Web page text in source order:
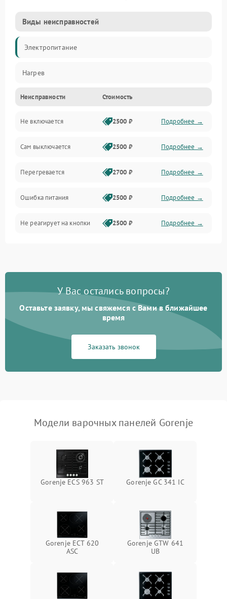
Виды неисправностей
Электропитание
Нагрев
Неисправности Стоимость
Не включается 2500 ₽ Подробнее →
Сам выключается 2500 ₽ Подробнее →
Перегревается 2700 ₽ Подробнее →
Ошибка питания 2500 ₽ Подробнее →
Не реагирует на кнопки 2500 ₽ Подробнее →
У Вас остались вопросы?
Оставьте заявку, мы свяжемся с Вами в ближайшее
время
Заказать звонок
Модели варочных панелей Gorenje
Gorenje ECS 963 ST Gorenje GC 341 IC
Gorenje ECT 620
ASC
Gorenje GTW 641
UB